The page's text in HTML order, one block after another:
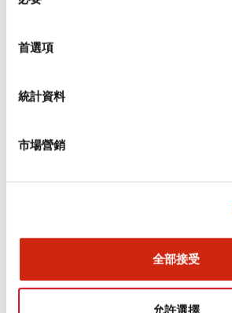
首選項
統計資料
市場營銷
全部接受
允許選擇
規格
審美規範